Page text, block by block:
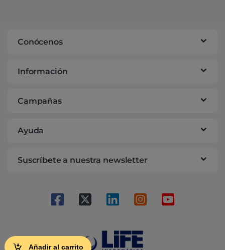
Añadir al carrito
Conócenos
Información
Campañas
Ayuda
Suscríbete a nuestra newsletter